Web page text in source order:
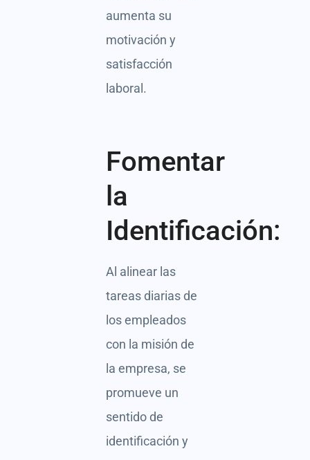
aumenta su
motivación y
satisfacción
laboral.
Fomentar
la
Identificación:
Al alinear las
tareas diarias de
los empleados
con la misión de
la empresa, se
promueve un
sentido de
identificación y